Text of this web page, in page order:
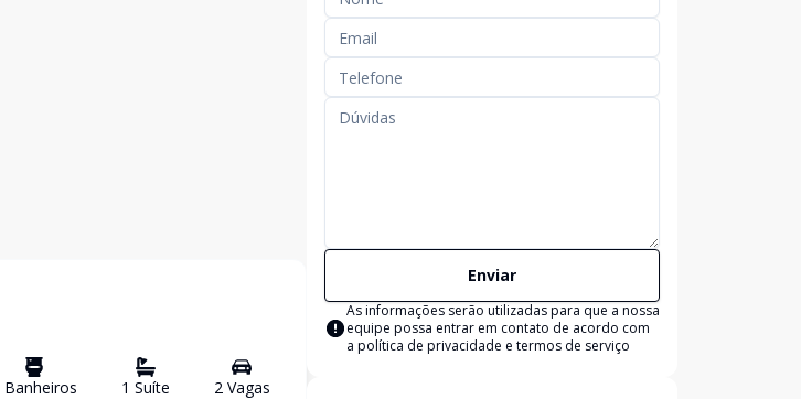
Banheiros 1 Suíte 2Vagas
Enviar
As informações serão utilizadas para que a nossa
equipe possa entrar em contato de acordo com
a política de privacidade e termos de serviço